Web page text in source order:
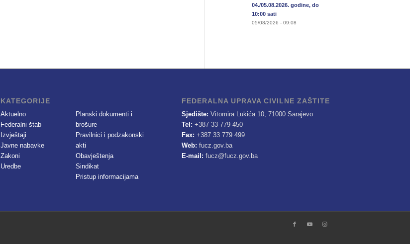
04./05.08.2026. godine, do
10:00 sati
05/08/2026 - 09:08
KATEGORIJE
Aktuelno
Federalni štab
Izvještaji
Javne nabavke
Zakoni
Uredbe
Planski dokumenti i
brošure
Pravilnici i podzakonski
akti
Obavještenja
Sindikat
Pristup informacijama
FEDERALNA UPRAVA CIVILNE ZAŠTITE
Sjedište: Vitomira Lukića 10, 71000 Sarajevo
Tel: +387 33 779 450
Fax: +387 33 779 499
Web: fucz.gov.ba
E-mail: fucz@fucz.gov.ba